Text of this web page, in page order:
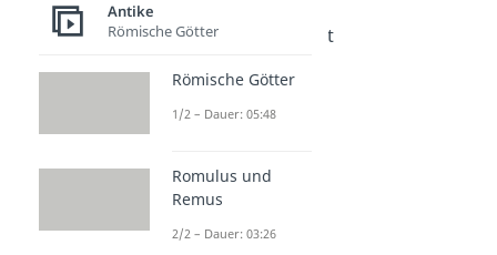
Dauer: 05:07
Hieroglyphen Alphabet
Nofretete
Antike
Römische Götter
Römische Götter
1/2 – Dauer: 05:48
Romulus und
Remus
2/2 – Dauer: 03:26